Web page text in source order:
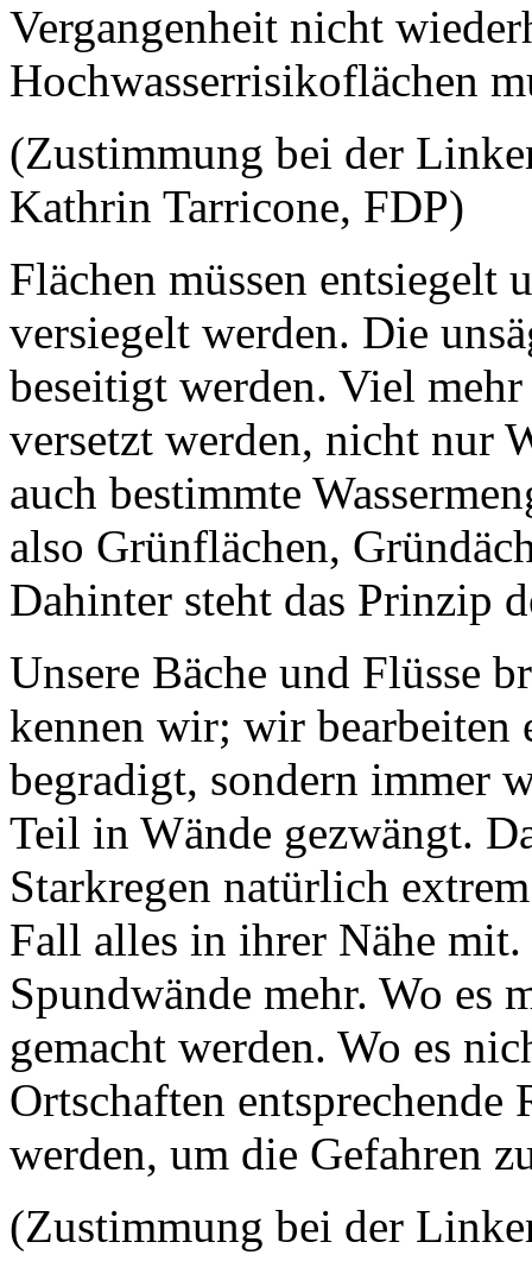
Vergangenheit nicht
Hochwasserrisikoflächen
(Zustimmung bei der
Kathrin Tarricone, FDP)
Flächen müssen entsiegelt
versiegelt werden. Die
beseitigt werden. Viel
versetzt werden, nicht nur
auch bestimmte
also Grünflächen,
Dahinter steht das Prinzip
Unsere Bäche und Flüsse
kennen wir; wir bearbeiten
begradigt, sondern immer
Teil in Wände gezwängt.
Starkregen natürlich
Fall alles in ihrer Nähe
Spundwände mehr. Wo es
gemacht werden. Wo es
Ortschaften entsprechende
werden, um die Gefahren
(Zustimmung bei der